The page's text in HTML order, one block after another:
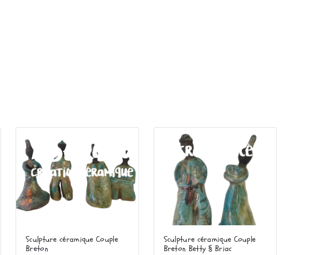
Sculpture céramique Couple
Breton
Sculpture céramique Couple
Breton Betty § Briac